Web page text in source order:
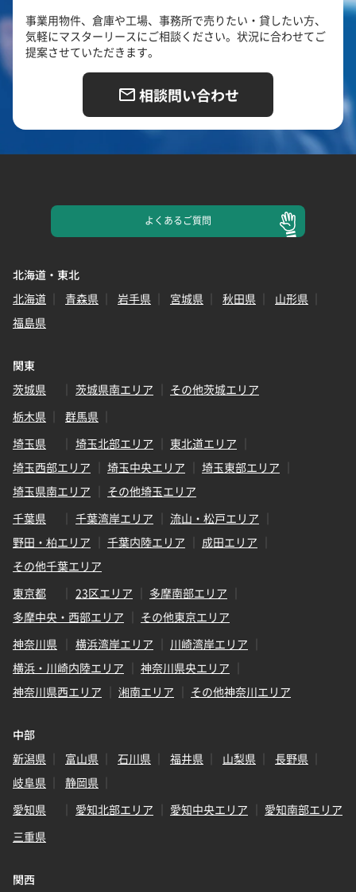
事業用物件、倉庫や工場、事務所で売りたい・貸したい方、
気軽にマスターリースにご相談ください。状況に合わせてご
提案させていただきます。
相談問い合わせ
よくあるご質問
北海道・東北
北海道
青森県 岩手県 宮城県 秋田県
山形県
福島県
関東
茨城県
茨城県南エリア
その他茨城エリア
栃木県
群馬県
埼玉県
埼玉北部エリア
東北道エリア
埼玉西部エリア
埼玉中央エリア
埼玉東部エリア
埼玉県南エリア
その他埼玉エリア
千葉県
千葉湾岸エリア
流山・松戸エリア
野田・柏エリア
千葉内陸エリア
成田エリア
その他千葉エリア
東京都
23区エリア
多摩南部エリア
多摩中央・西部エリア
その他東京エリア
神奈川県
横浜湾岸エリア
川崎湾岸エリア
横浜・川崎内陸エリア
神奈川県央エリア
神奈川県西エリア
湘南エリア その他神奈川エリア
中部
新潟県
富山県 石川県 福井県 山梨県
長野県
岐阜県
静岡県
愛知県
愛知北部エリア 愛知中央エリア
愛知南部エリア
三重県
関西